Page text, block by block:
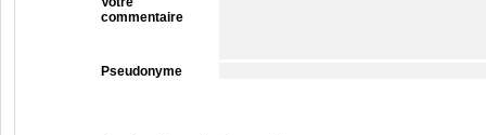
commentaire
Pseudonyme